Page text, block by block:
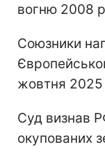
вогню 2008
Союзники
жовтня 2025
Суд визнав
окупованих